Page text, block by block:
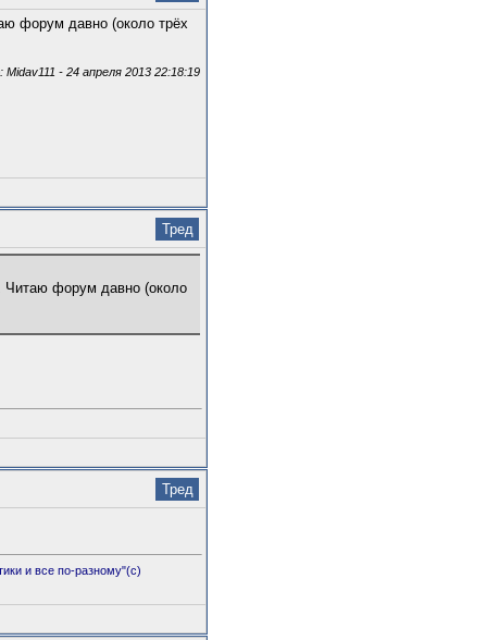
форум давно (около трёх
- 24 апреля 2013 22:18:19
Тред
Читаю форум давно (около
Тред
и все по-разному"(с)